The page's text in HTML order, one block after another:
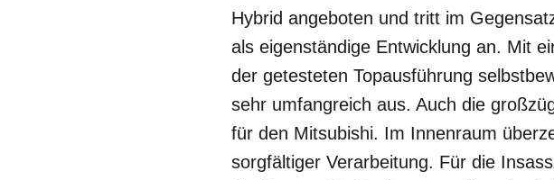
Hybrid angeboten und tritt im
als eigenständige Entwicklung an. Mit
der getesteten Topausführung
sehr umfangreich aus. Auch die
für den Mitsubishi. Im Innenraum
sorgfältiger Verarbeitung. Für die